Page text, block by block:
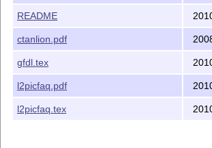
Kontakt: walfisch at herr-der-
--- ENGLISH
German collection of problems and
pictures / graphics / photos /
README
ctanlion.pdf
gfdl.tex
l2picfaq.pdf
l2picfaq.tex